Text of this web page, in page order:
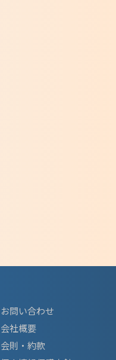
お問い合わせ
会社概要
会則・約款